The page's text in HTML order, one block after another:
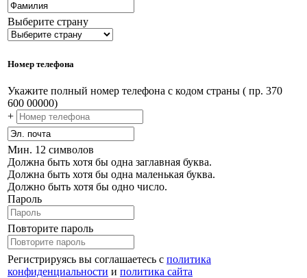
Выберите страну
Номер телефона
Укажите полный номер телефона с кодом страны ( пр. 370
600 00000)
+
Мин. 12 символов
Должна быть хотя бы одна заглавная буква.
Должна быть хотя бы одна маленькая буква.
Должно быть хотя бы одно число.
Пароль
Повторите пароль
Регистрируясь вы соглашаетесь с политика
конфиденциальности и политика сайта